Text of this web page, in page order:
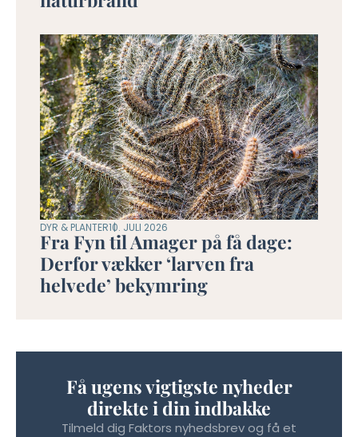
DYR & PLANTER10. JULI 2026
Fra Fyn til Amager på få dage:
Derfor vækker ‘larven fra
helvede’ bekymring
Få ugens vigtigste nyheder
direkte i din indbakke
Tilmeld dig Faktors nyhedsbrev og få et